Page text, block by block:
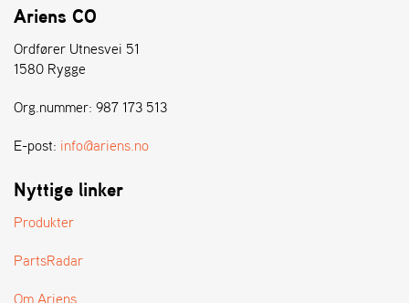
Ariens CO
Ordfører Utnesvei 51
1580 Rygge
Org.nummer: 987 173 513
E-post: info@ariens.no
Nyttige linker
Produkter
PartsRadar
Om Ariens